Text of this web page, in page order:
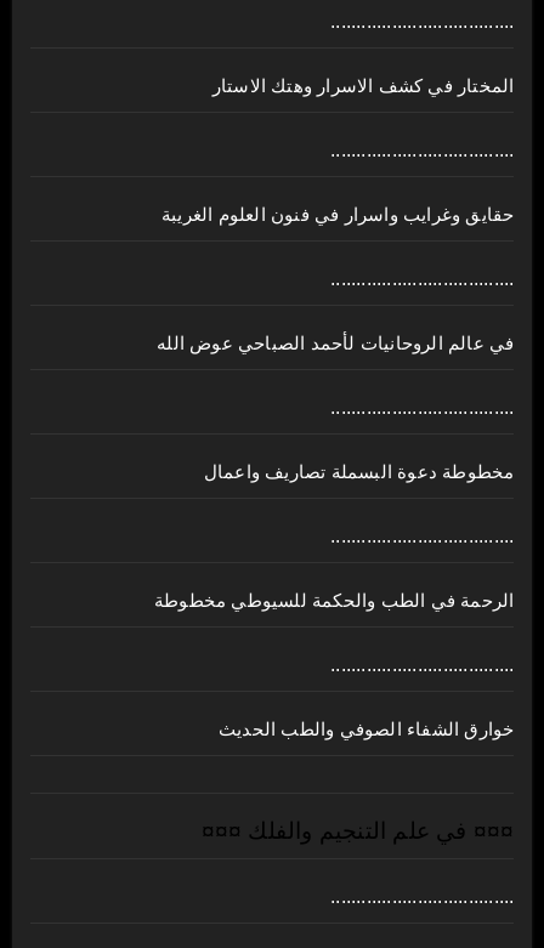
....................................
المختار في كشف الاسرار وهتك الاستار
....................................
حقايق وغرايب واسرار في فنون العلوم الغريبة
....................................
في عالم الروحانيات لأحمد الصباحي عوض الله
....................................
مخطوطة دعوة البسملة تصاريف واعمال
....................................
الرحمة في الطب والحكمة للسيوطي مخطوطة
....................................
خوارق الشفاء الصوفي والطب الحديث
¤¤¤ في علم التنجيم والفلك ¤¤¤
....................................